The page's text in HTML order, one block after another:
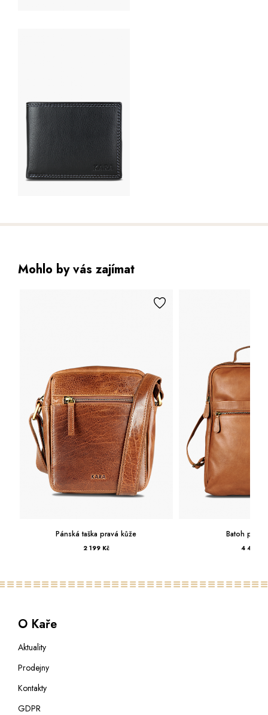
Mohlo by vás zajímat
Pánská taška pravá kůže
2 199 Kč
Batoh pravá
4 499 Kč
O Kaře
Aktuality
Prodejny
Kontakty
GDPR